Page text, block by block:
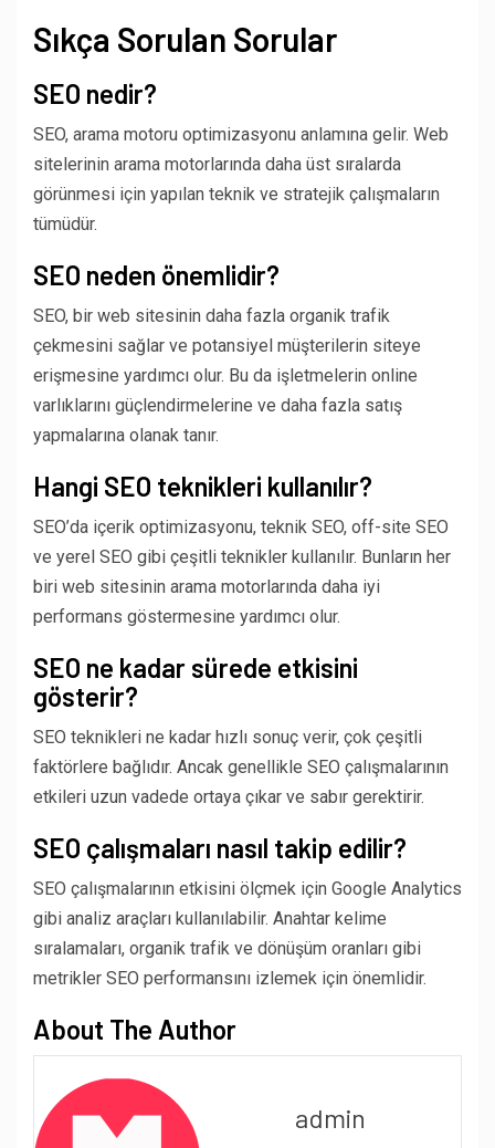
Sıkça Sorulan Sorular
SEO nedir?
SEO, arama motoru optimizasyonu anlamına gelir. Web
sitelerinin arama motorlarında daha üst sıralarda
görünmesi için yapılan teknik ve stratejik çalışmaların
tümüdür.
SEO neden önemlidir?
SEO, bir web sitesinin daha fazla organik trafik
çekmesini sağlar ve potansiyel müşterilerin siteye
erişmesine yardımcı olur. Bu da işletmelerin online
varlıklarını güçlendirmelerine ve daha fazla satış
yapmalarına olanak tanır.
Hangi SEO teknikleri kullanılır?
SEO’da içerik optimizasyonu, teknik SEO, off-site SEO
ve yerel SEO gibi çeşitli teknikler kullanılır. Bunların her
biri web sitesinin arama motorlarında daha iyi
performans göstermesine yardımcı olur.
SEO ne kadar sürede etkisini
gösterir?
SEO teknikleri ne kadar hızlı sonuç verir, çok çeşitli
faktörlere bağlıdır. Ancak genellikle SEO çalışmalarının
etkileri uzun vadede ortaya çıkar ve sabır gerektirir.
SEO çalışmaları nasıl takip edilir?
SEO çalışmalarının etkisini ölçmek için Google Analytics
gibi analiz araçları kullanılabilir. Anahtar kelime
sıralamaları, organik trafik ve dönüşüm oranları gibi
metrikler SEO performansını izlemek için önemlidir.
About The Author
admin